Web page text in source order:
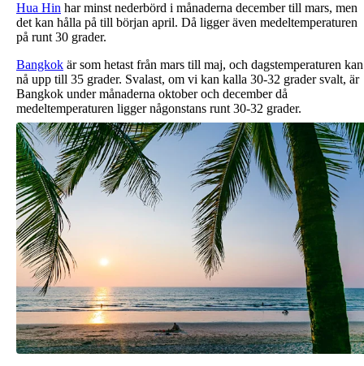
Hua Hin har minst nederbörd i månaderna december till mars, men
det kan hålla på till början april. Då ligger även medeltemperaturen
på runt 30 grader.
Bangkok är som hetast från mars till maj, och dagstemperaturen kan
nå upp till 35 grader. Svalast, om vi kan kalla 30-32 grader svalt, är
Bangkok under månaderna oktober och december då
medeltemperaturen ligger någonstans runt 30-32 grader.